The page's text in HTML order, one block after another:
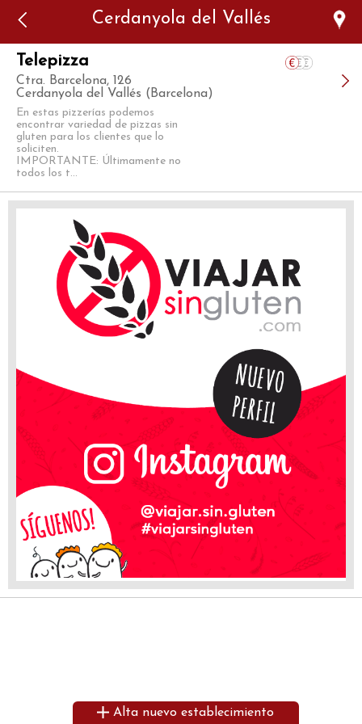
Cerdanyola del Vallés
Telepizza
Ctra. Barcelona, 126
Cerdanyola del Vallés (Barcelona)
En estas pizzerías podemos
encontrar variedad de pizzas sin
gluten para los clientes que lo
soliciten.
IMPORTANTE: Últimamente no
todos los t...
Alta nuevo establecimiento
Error: The domain WWW.VIAJARSINGLUTEN.COM is not
authorized to show the cookie declaration for domain group
ID 546ddaab-b478-4440-aa8a-3b0205284212. Please add it to
the domain group in the Cookiebot Manager to authorize
the domain.